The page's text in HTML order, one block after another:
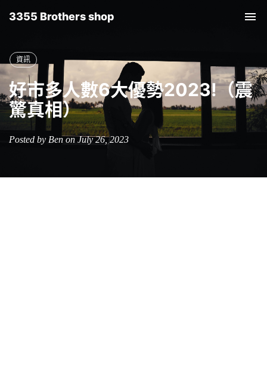
3355 Brothers shop
資訊
好市多人數6大優勢2023!（震
驚真相）
Posted by Ben on July 26, 2023